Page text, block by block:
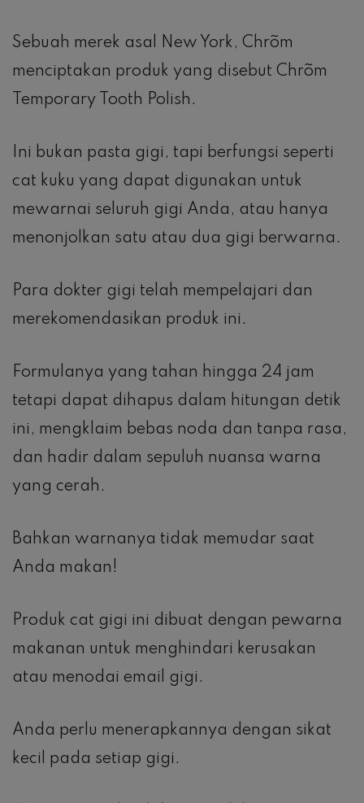
Sebuah merek asal New York, Chrõm
menciptakan produk yang disebut Chrõm
Temporary Tooth Polish.
Ini bukan pasta gigi, tapi berfungsi seperti
cat kuku yang dapat digunakan untuk
mewarnai seluruh gigi Anda, atau hanya
menonjolkan satu atau dua gigi berwarna.
Para dokter gigi telah mempelajari dan
merekomendasikan produk ini.
Formulanya yang tahan hingga 24 jam
tetapi dapat dihapus dalam hitungan detik
ini, mengklaim bebas noda dan tanpa rasa,
dan hadir dalam sepuluh nuansa warna
yang cerah.
Bahkan warnanya tidak memudar saat
Anda makan!
Produk cat gigi ini dibuat dengan pewarna
makanan untuk menghindari kerusakan
atau menodai email gigi.
Anda perlu menerapkannya dengan sikat
kecil pada setiap gigi.